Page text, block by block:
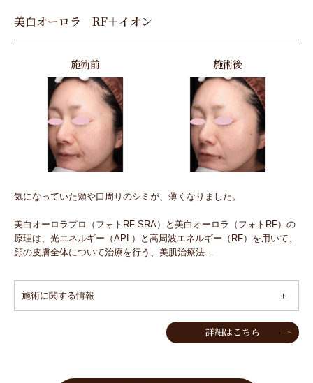
美白オーロラ RF＋イオン
施術前 施術後
気になっていた頬や口周りのシミが、薄くなりました。
美白オーロラプロ（フォトRF-SRA）と美白オーロラ（フォトRF）の
原理は、光エネルギー（APL）と高周波エネルギー（RF）を用いて、
顔の皮膚全体について治療を行う、美肌治療法…
施術に関する情報
詳細はこちら